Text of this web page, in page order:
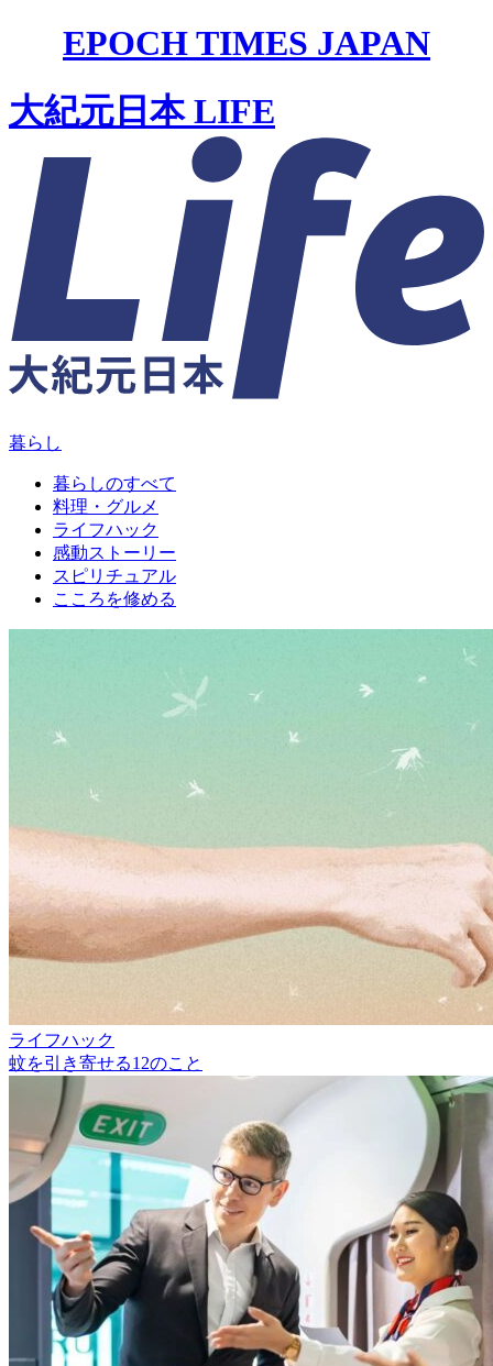
EPOCH TIMES JAPAN
大紀元日本 LIFE
暮らし
暮らしのすべて
料理・グルメ
ライフハック
感動ストーリー
スピリチュアル
こころを修める
ライフハック
蚊を引き寄せる12のこと